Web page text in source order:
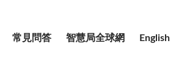
常見問答 智慧局全球網 English